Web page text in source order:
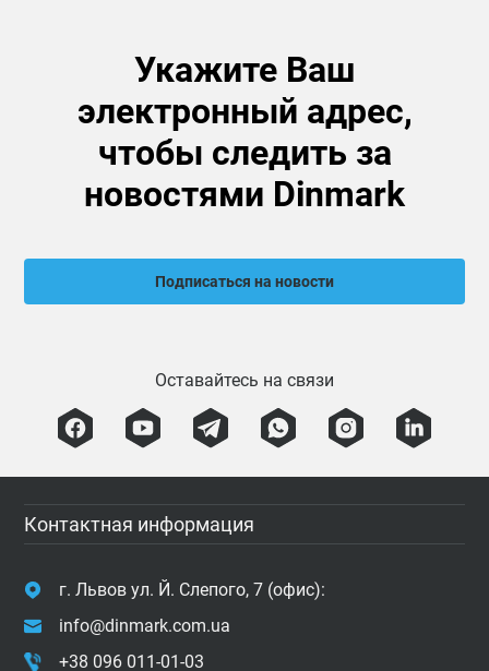
Укажите Ваш
электронный адрес,
чтобы следить за
новостями Dinmark
Подписаться на новости
Оставайтесь на связи
Контактная информация
г. Львов ул. Й. Слепого, 7 (офис):
info@dinmark.com.ua
+38 096 011-01-03